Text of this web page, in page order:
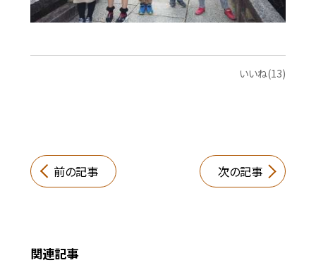
いいね(13)
前の記事 次の記事
関連記事